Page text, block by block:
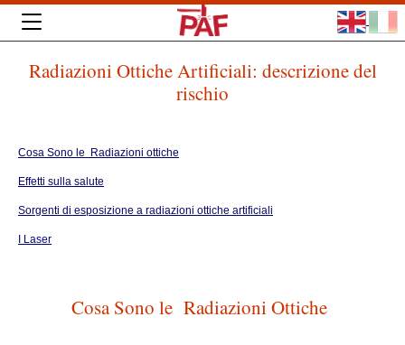
Radiazioni Ottiche Artificiali: descrizione del
rischio
Cosa Sono le Radiazioni ottiche
Effetti sulla salute
Sorgenti di esposizione a radiazioni ottiche artificiali
I Laser
Cosa Sono le Radiazioni Ottiche